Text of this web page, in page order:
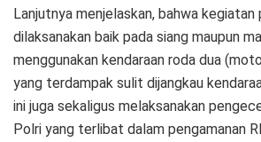
Lanjutnya menjelaskan, bahwa kegiatan
dilaksanakan baik pada siang maupun
menggunakan kendaraan roda dua
yang terdampak sulit dijangkau
ini juga sekaligus melaksanakan
Polri yang terlibat dalam pengamanan